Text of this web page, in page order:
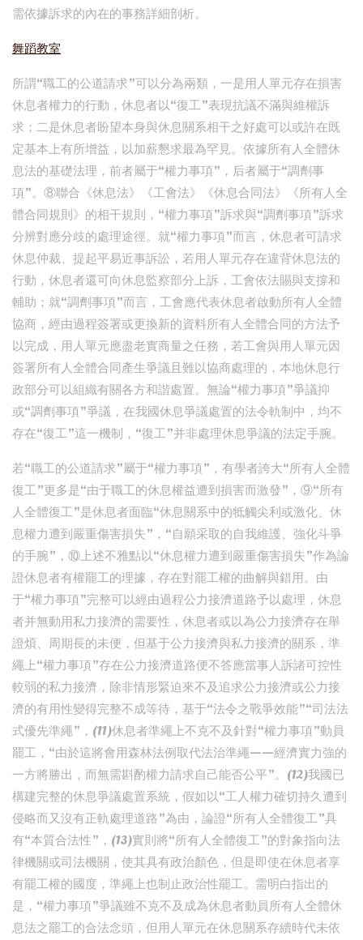
需依據訴求的內在的事務詳細剖析。
舞蹈教室
所謂“職工的公道請求”可以分為兩類，一是用人單元存在損害
休息者權力的行動，休息者以“復工”表現抗議不滿與維權訴
求；二是休息者盼望本身與休息關系相干之好處可以或許在既
定基本上有所增益，以加薪懇求最為罕見。依據所有人全體休
息法的基礎法理，前者屬于“權力事項”，后者屬于“調劑事
項”。⑧聯合《休息法》《工會法》《休息合同法》《所有人全
體合同規則》的相干規則，“權力事項”訴求與“調劑事項”訴求
分辨對應分歧的處理途徑。就“權力事項”而言，休息者可請求
休息仲裁、提起平易近事訴訟，若用人單元存在違背休息法的
行動，休息者還可向休息監察部分上訴，工會依法賜與支撐和
輔助；就“調劑事項”而言，工會應代表休息者啟動所有人全體
協商，經由過程簽署或更換新的資料所有人全體合同的方法予
以完成，用人單元應盡老實商量之任務，若工會與用人單元因
簽署所有人全體合同產生爭議且難以協商處理的，本地休息行
政部分可以組織有關各方和諧處置。無論“權力事項”爭議抑
或“調劑事項”爭議，在我國休息爭議處置的法令軌制中，均不
存在“復工”這一機制，“復工”并非處理休息爭議的法定手腕。
若“職工的公道請求”屬于“權力事項”，有學者誇大“所有人全體
復工”更多是“由于職工的休息權益遭到損害而激發”，⑨“所有
人全體復工”是休息者面臨“休息關系中的牴觸尖利或激化、休
息權力遭到嚴重傷害損失”，“自願采取的自我維護、強化斗爭
的手腕”，⑩上述不雅點以“休息權力遭到嚴重傷害損失”作為論
證休息者有權罷工的理據，存在對罷工權的曲解與錯用。由
于“權力事項”完整可以經由過程公力接濟道路予以處理，休息
者并無動用私力接濟的需要性，休息者或以為公力接濟存在舉
證煩、周期長的未便，但基于公力接濟與私力接濟的關系，準
繩上“權力事項”存在公力接濟道路便不答應當事人訴諸可控性
較弱的私力接濟，除非情形緊迫來不及追求公力接濟或公力接
濟的有用性變得完整不成等待，基于“法令之戰爭效能”“司法法
式優先準繩”，(11)休息者準繩上不克不及針對“權力事項”動員
罷工，“由於這將會用森林法例取代法治準繩——經濟實力強的
一方將勝出，而無需斟酌權力請求自己能否公平”。(12)我國已
構建完整的休息爭議處置系統，假如以“工人權力確切持久遭到
侵略而又沒有正軌處理道路”為由，論證“所有人全體復工”具
有“本質合法性”，(13)實則將“所有人全體復工”的對象指向法
律機關或司法機關，使其具有政治顏色，但是即使在休息者享
有罷工權的國度，準繩上也制止政治性罷工。需明白指出的
是，“權力事項”爭議雖不克不及成為休息者動員所有人全體休
息法之罷工的合法念頭，但用人單元在休息關系存續時代未依